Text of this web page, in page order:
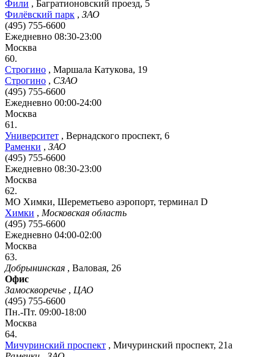
Фили , Багратионовский проезд, 5
Филёвский парк , ЗАО
(495) 755-6600
Ежедневно 08:30-23:00
Москва
60.
Строгино , Маршала Катукова, 19
Строгино , СЗАО
(495) 755-6600
Ежедневно 00:00-24:00
Москва
61.
Университет , Вернадского проспект, 6
Раменки , ЗАО
(495) 755-6600
Ежедневно 08:30-23:00
Москва
62.
МО Химки, Шереметьево аэропорт, терминал D
Химки , Московская область
(495) 755-6600
Ежедневно 04:00-02:00
Москва
63.
Добрынинская , Валовая, 26
Офис
Замоскворечье , ЦАО
(495) 755-6600
Пн.-Пт. 09:00-18:00
Москва
64.
Мичуринский проспект , Мичуринский проспект, 21а